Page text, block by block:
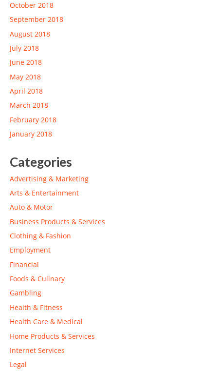
October 2018
September 2018
August 2018
July 2018
June 2018
May 2018
April 2018
March 2018
February 2018
January 2018
Categories
Advertising & Marketing
Arts & Entertainment
Auto & Motor
Business Products & Services
Clothing & Fashion
Employment
Financial
Foods & Culinary
Gambling
Health & Fitness
Health Care & Medical
Home Products & Services
Internet Services
Legal